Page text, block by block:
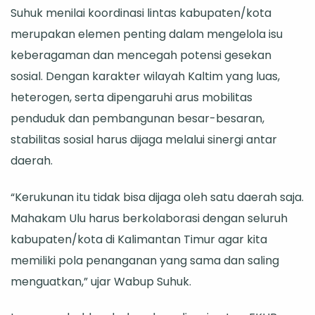
Kaltim
Suhuk menilai koordinasi lintas kabupaten/kota
merupakan elemen penting dalam mengelola isu
keberagaman dan mencegah potensi gesekan
sosial. Dengan karakter wilayah Kaltim yang luas,
heterogen, serta dipengaruhi arus mobilitas
penduduk dan pembangunan besar-besaran,
stabilitas sosial harus dijaga melalui sinergi antar
daerah.
“Kerukunan itu tidak bisa dijaga oleh satu daerah saja.
Mahakam Ulu harus berkolaborasi dengan seluruh
kabupaten/kota di Kalimantan Timur agar kita
memiliki pola penanganan yang sama dan saling
menguatkan,” ujar Wabup Suhuk.